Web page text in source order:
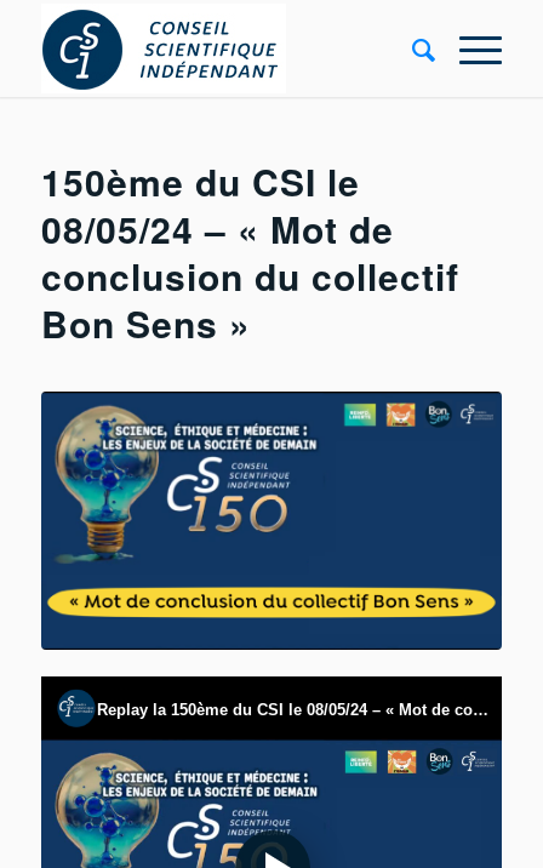
150ème du CSI le
08/05/24 – « Mot de
conclusion du collectif
Bon Sens »